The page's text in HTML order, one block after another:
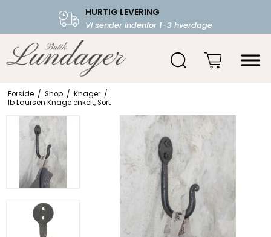
HURTIG LEVERING
Vi sender indenfor 1-3 hverdage
FRI FRAGT OVER 599.-
Starter fra 39,-
Forside / Shop / Knager /
Ib Laursen Knage enkelt, Sort